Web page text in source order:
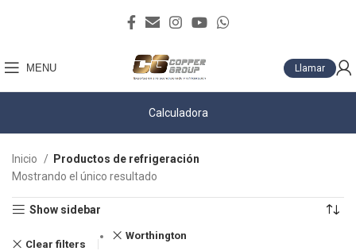
MENU Llamar
Calculadora
Inicio
Productos de refrigeración
Mostrando el único resultado
Show sidebar
Clear filters
Worthington